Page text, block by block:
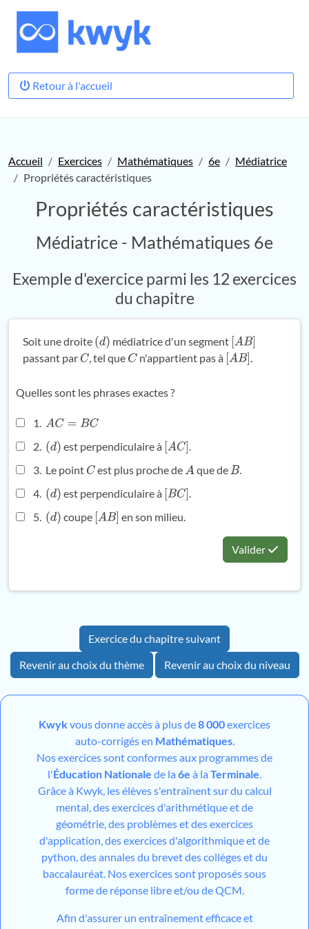
Retour à l'accueil
Accueil Exercices Mathématiques 6e
Médiatrice
Propriétés caractéristiques
Propriétés caractéristiques
Médiatrice - Mathématiques 6e
Exemple d'exercice parmi les 12 exercices
du chapitre
Soit une droite (d) médiatrice d'un segment AB]
passant par C , tel que Cn'appartient pas à AB]
Quelles sont les phrases exactes ?
1. AC= BC
2. (d) est perpendiculaire à AC]
3. Le point C est plus proche deA que deB.
4. (d) est perpendiculaire à BC]
5. (d) coupe AB] en son milieu.
Valider
Exercice du chapitre suivant
Revenir au choix du thème
Revenir au choix du niveau
Kwykvous donne accès à plus de8 000exercices
auto-corrigés en Mathématiques.
Nos exercices sont conformes aux programmes de
l'Éducation Nationale de la 6e à la Terminale
Grâce à Kwyk, les élèves s'entraînent sur du calcul
mental, des exercices d'arithmétique et de
géométrie, des problèmes et des exercices
d'application, des exercices d'algorithmique et de
python, des annales du brevet des collèges et du
baccalauréat. Nos exercices sont proposés sous
forme de réponse libre et/ou de QCM.
Afin d'assurer un entraînement efficace et